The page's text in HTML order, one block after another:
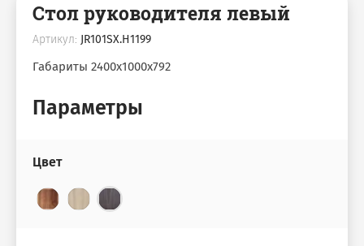
Стол руководителя левый
Артикул: JR101SX.H1199
Габариты 2400х1000х792
Параметры
Цвет